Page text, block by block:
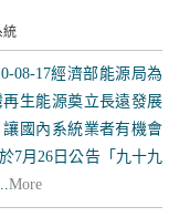
統
08-17經濟部能源局為
生能源奠立長遠發展
國內系統業者有機會
7月26日公告「九十九
More